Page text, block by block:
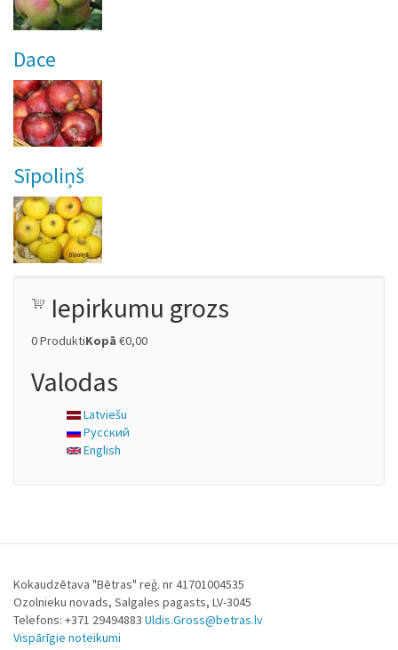
Dace
Sīpoliņš
Iepirkumu grozs
0ProduktiKopā €0,00
Valodas
Latviešu
Русский
English
Kokaudzētava "Bētras" reģ. nr 41701004535
Ozolnieku novads, Salgales pagasts, LV-3045
Telefons: +371 29494883 Uldis.Gross@betras.lv
Vispārīgie noteikumi